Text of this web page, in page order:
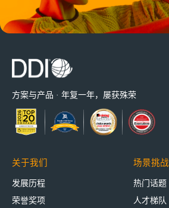
方案与产品 · 年复一年，屡获殊荣
关于我们
发展历程
荣誉奖项
场景挑战
热门话题
人才梯队